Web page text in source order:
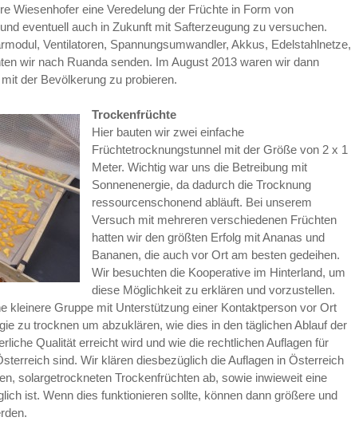
Wiesenhofer eine Veredelung der Früchte in Form von
eventuell auch in Zukunft mit Safterzeugung zu versuchen.
Ventilatoren, Spannungsumwandler, Akkus, Edelstahlnetze,
wir nach Ruanda senden. Im August 2013 waren wir dann
der Bevölkerung zu probieren.
Trockenfrüchte
Hier bauten wir zwei einfache
Früchtetrocknungstunnel mit der Größe von 2 x 1
Meter. Wichtig war uns die Betreibung mit
Sonnenenergie, da dadurch die Trocknung
ressourcenschonend abläuft. Bei unserem
Versuch mit mehreren verschiedenen Früchten
hatten wir den größten Erfolg mit Ananas und
Bananen, die auch vor Ort am besten gedeihen.
Wir besuchten die Kooperative im Hinterland, um
diese Möglichkeit zu erklären und vorzustellen.
kleinere Gruppe mit Unterstützung einer Kontaktperson vor Ort
zu trocknen um abzuklären, wie dies in den täglichen Ablauf der
Qualität erreicht wird und wie die rechtlichen Auflagen für
sind. Wir klären diesbezüglich die Auflagen in Österreich
solargetrockneten Trockenfrüchten ab, sowie inwieweit eine
ist. Wenn dies funktionieren sollte, können dann größere und